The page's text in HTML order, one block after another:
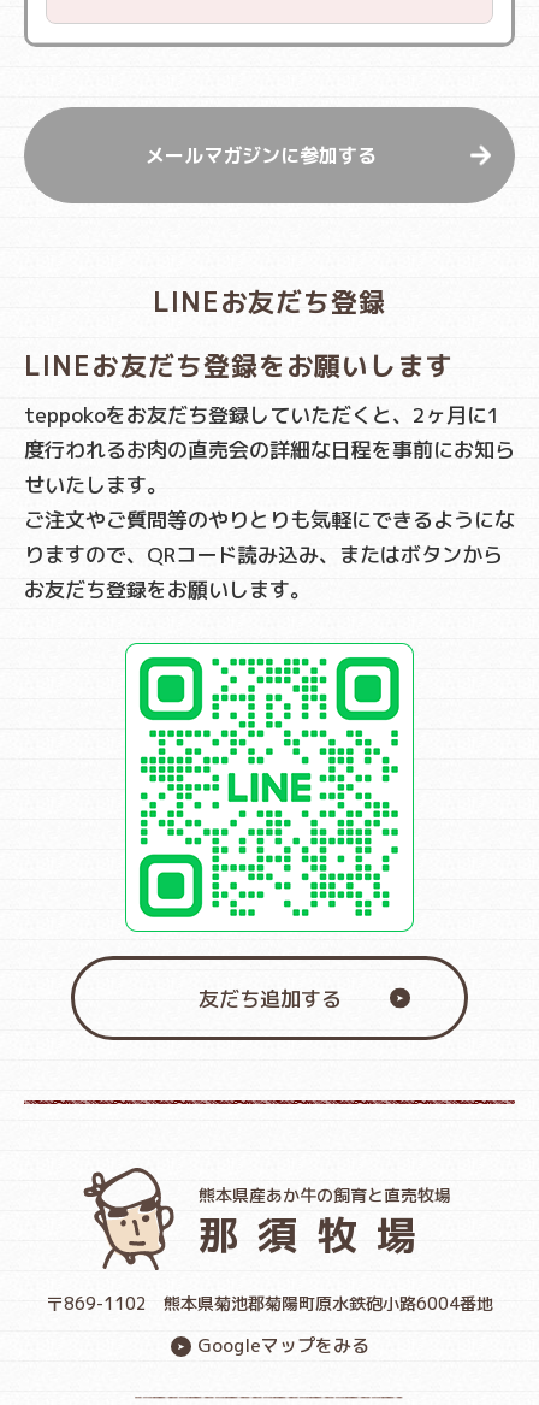
LINEお友だち登録
LINEお友だち登録をお願いします
teppokoをお友だち登録していただくと、2ヶ月に1
度行われるお肉の直売会の詳細な日程を事前にお知ら
せいたします。
ご注文やご質問等のやりとりも気軽にできるようにな
りますので、QRコード読み込み、またはボタンから
お友だち登録をお願いします。
友だち追加する
熊本県産あか牛の飼育と直売牧場
那須牧場
〒869-1102 熊本県菊池郡菊陽町原水鉄砲小路6004番地
Googleマップをみる